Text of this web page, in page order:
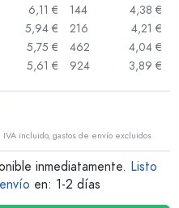
6,11 €
5,94 €
5,75 €
5,61 €
144
4,38 €
216
4,21 €
462
4,04 €
924
3,89 €
IVA incluido, gastos de envío excluidos
inmediatamente. Listo
en: 1-2 días